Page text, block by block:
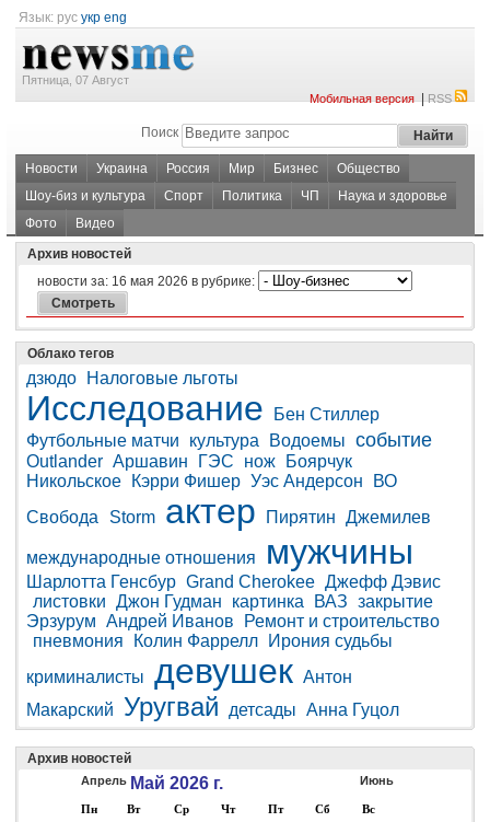
Язык: рус укр eng
Пятница, 07 Август
Мобильная версия|RSS
Поиск
Новости Украина Россия Мир Бизнес
Общество
Шоу-биз и культура
Спорт Политика ЧП
Наука и здоровье
Фото
Видео
Архив новостей
новости за: 16 мая 2026 в рубрике:
Облако тегов
дзюдо Налоговые льготы
Исследование
Бен Стиллер
Футбольные матчи
культура Водоемы событие
Outlander Аршавин ГЭС нож
Боярчук
Никольское
Кэрри Фишер Уэс Андерсон
ВО
Свобода
Storm актер Пирятин Джемилев
международные отношения мужчины
Шарлотта Генсбур Grand Cherokee Джефф Дэвис
листовки Джон Гудман картинка ВАЗ закрытие
Эрзурум Андрей Иванов
Ремонт и строительство
пневмония
Колин Фаррелл
Ирония судьбы
криминалисты девушек Антон
Макарский Уругвай детсады Анна Гуцол
Архив новостей
Апрель Май 2026 г. Июнь
Пн Вт Ср Чт Пт Сб Вс